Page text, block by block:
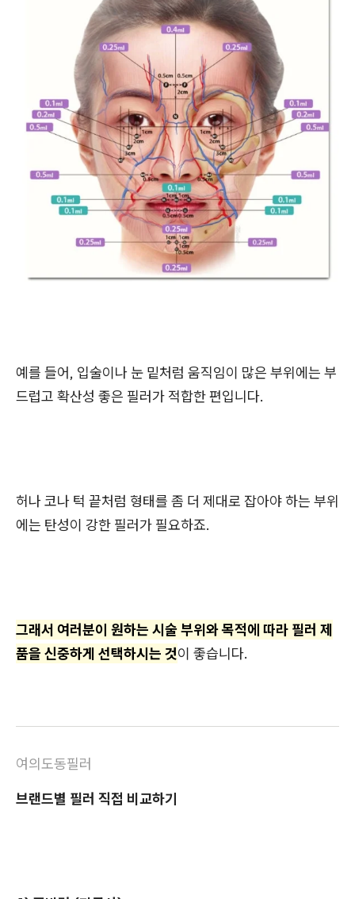
예를 들어, 입술이나 눈 밑처럼 움직임이 많은 부위에는 부
드럽고 확산성 좋은 필러가 적합한 편입니다.
허나 코나 턱 끝처럼 형태를 좀 더 제대로 잡아야 하는 부위
에는 탄성이 강한 필러가 필요하죠.
그래서 여러분이 원하는 시술 부위와 목적에 따라 필러 제
품을 신중하게 선택하시는 것이 좋습니다.
여의도동필러
브랜드별 필러 직접 비교하기